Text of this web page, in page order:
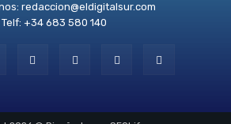
redaccion@eldigitalsur.com
Telf: +34 683 580 140